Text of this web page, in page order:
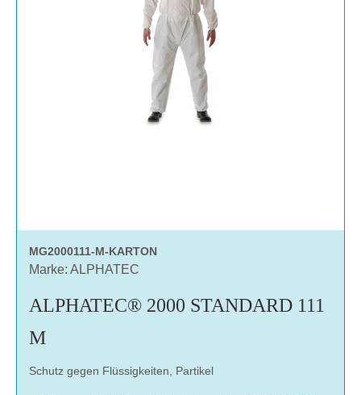
MG2000111-M-KARTON
Marke: ALPHATEC
ALPHATEC® 2000 STANDARD 111
M
Schutz gegen Flüssigkeiten, Partikel